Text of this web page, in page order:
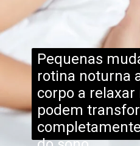
Pequenas
rotina noturna
corpo a relaxar
podem